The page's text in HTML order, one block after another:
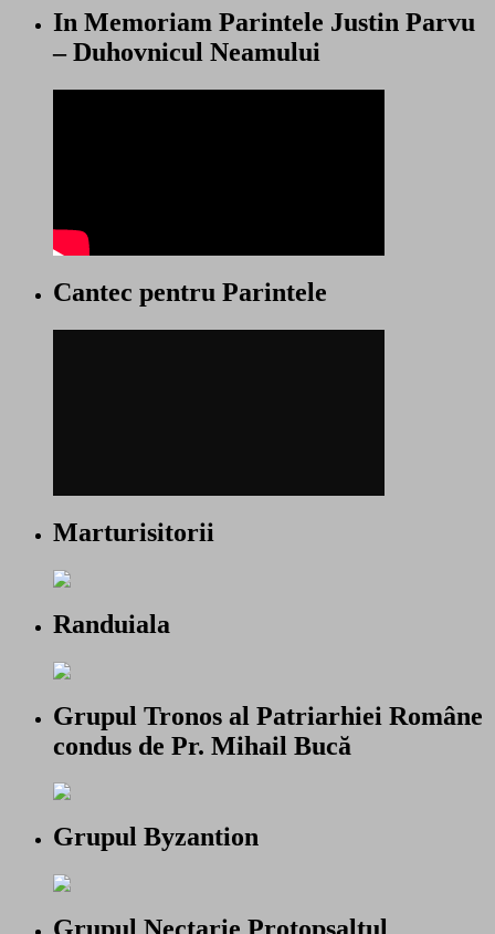
In Memoriam Parintele Justin Parvu
– Duhovnicul Neamului
Cantec pentru Parintele
Marturisitorii
Randuiala
Grupul Tronos al Patriarhiei Române
condus de Pr. Mihail Bucă
Grupul Byzantion